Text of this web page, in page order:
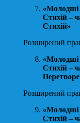
«Молодші
Стихій –
Стихій»
Розширений
«Молодші
Стихій –
Розширений
«Молодші
Стихій –